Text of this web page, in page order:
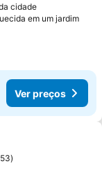
cidade
em um jardim
Ver preços
favoritos